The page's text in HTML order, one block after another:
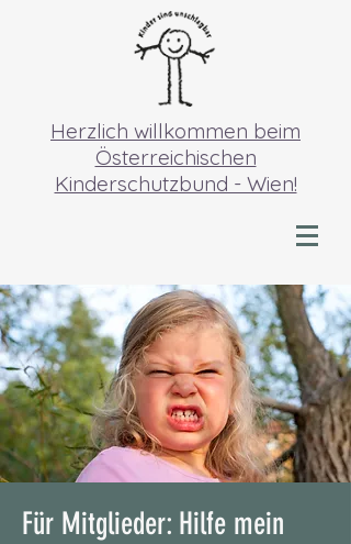
Herzlich willkommen beim
Österreichischen
Kinderschutzbund - Wien!
Für Mitglieder: Hilfe mein